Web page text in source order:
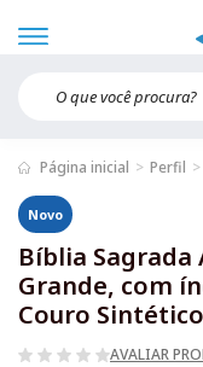
Página inicial Perfil
Novo
Bíblia Sagrada
Grande, com
Couro
AVALIAR